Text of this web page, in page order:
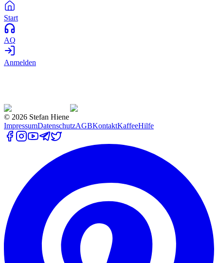
Start
AQ
Anmelden
© 2026 Stefan Hiene
ImpressumDatenschutzAGBKontaktKaffeeHilfe